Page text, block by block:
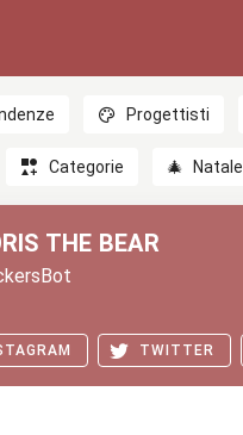
Progettisti
Categorie 🎄 Natale
THE BEAR
TWITTER